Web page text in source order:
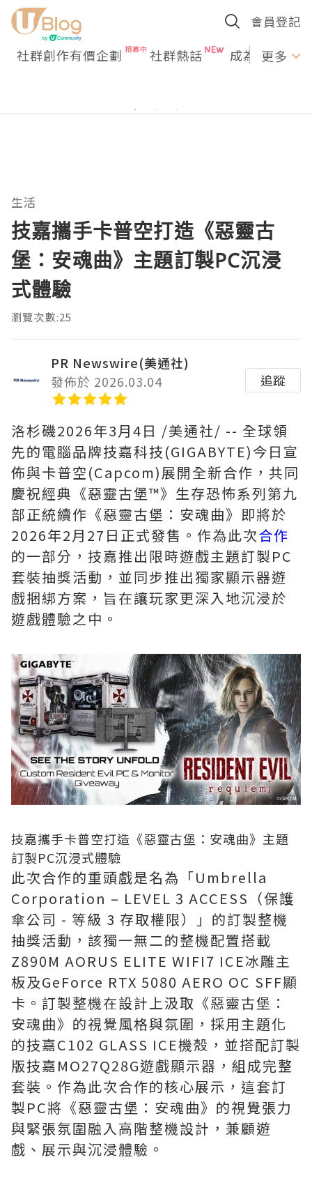
會員登記
社群創作有價企劃 社群熱話 成為U更多
生活
技嘉攜手卡普空打造《惡靈古
堡：安魂曲》主題訂製PC沉浸
式體驗
瀏覽次數:25
PR Newswire(美通社)
發佈於 2026.03.04
追蹤
洛杉磯2026年3月4日 /美通社/ -- 全球領
先的電腦品牌技嘉科技(GIGABYTE)今日宣
佈與卡普空(Capcom)展開全新合作，共同
慶祝經典《惡靈古堡™》生存恐怖系列第九
部正統續作《惡靈古堡：安魂曲》即將於
2026年2月27日正式發售。作為此次合作
的一部分，技嘉推出限時遊戲主題訂製PC
套裝抽獎活動，並同步推出獨家顯示器遊
戲捆綁方案，旨在讓玩家更深入地沉浸於
遊戲體驗之中。
技嘉攜手卡普空打造《惡靈古堡：安魂曲》主題
訂製PC沉浸式體驗
此次合作的重頭戲是名為「Umbrella
Corporation – LEVEL 3 ACCESS（保護
傘公司 - 等級 3 存取權限）」的訂製整機
抽獎活動，該獨一無二的整機配置搭載
Z890M AORUS ELITE WIFI7 ICE冰雕主
板及GeForce RTX 5080 AERO OC SFF顯
卡。訂製整機在設計上汲取《惡靈古堡：
安魂曲》的視覺風格與氛圍，採用主題化
的技嘉C102 GLASS ICE機殼，並搭配訂製
版技嘉MO27Q28G遊戲顯示器，組成完整
套裝。作為此次合作的核心展示，這套訂
製PC將《惡靈古堡：安魂曲》的視覺張力
與緊張氛圍融入高階整機設計，兼顧遊
戲、展示與沉浸體驗。